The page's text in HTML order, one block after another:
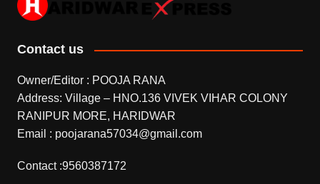
Contact us
Owner/Editor : POOJA RANA
Address: Village – HNO.136 VIVEK VIHAR COLONY
RANIPUR MORE, HARIDWAR
Email : poojarana57034@gmail.com
Contact :9560387172